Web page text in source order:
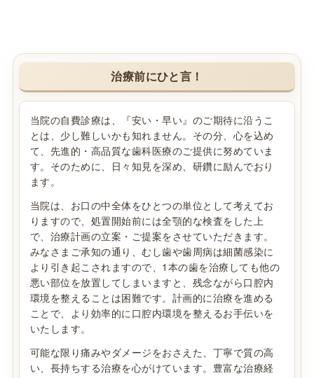
治療前にひと言！
当院の自費診療は、『安い・早い』のご期待に沿うこ
とは、少し難しいかも知れません。その分、心を込め
て、先進的・高品質な歯科医療のご提供に努めていま
す。そのために、日々知見を深め、研鑽に励んでおり
ます。
当院は、お口の中全体をひとつの単位として考えてお
りますので、処置開始前には全顎的な検査をした上
で、治療計画の立案・ご提案をさせていただきます。
みなさまご承知の通り、むし歯や歯周病は細菌感染に
より引き起こされますので、1本の歯を治療しても他の
悪い部位を放置してしまいますと、残念ながら口腔内
環境を整えることは困難です。計画的に治療を進める
ことで、より効率的に口腔内環境を整えるお手伝いを
いたします。
可能な限り痛みやダメージをおさえた、丁寧で質の高
い、長持ちする治療を心がけています。豊富な治療経